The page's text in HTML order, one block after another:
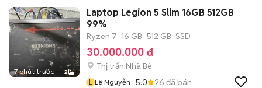
7 phút trước 2
Laptop Legion 5 Slim 16GB 512GB
99%
Ryzen 7 16 GB 512 GB SSD
30.000.000 đ
Thị trấn Nhà Bè
L Lê Nguyễn 5.0 26 đã bán